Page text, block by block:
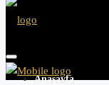
Anasayfa